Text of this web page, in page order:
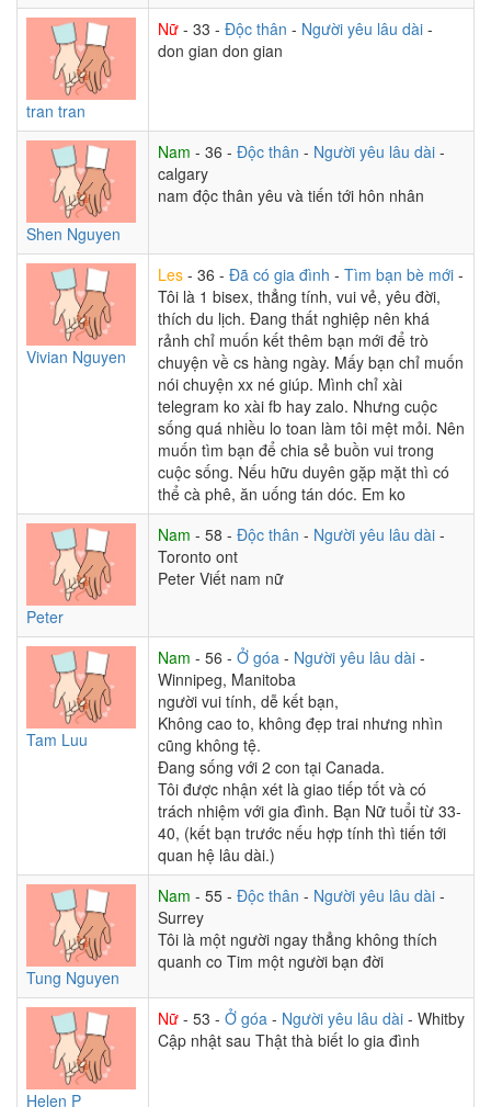
tran tran
Nữ - 33 - Độc thân - Người yêu lâu dài -
don gian don gian
Shen Nguyen
Nam - 36 - Độc thân - Người yêu lâu dài -
calgary
nam độc thân yêu và tiến tới hôn nhân
Vivian Nguyen
Les - 36 - Đã có gia đình - Tìm bạn bè mới -
Tôi là 1 bisex, thẳng tính, vui vẻ, yêu đời,
thích du lịch. Đang thất nghiệp nên khá
rảnh chỉ muốn kết thêm bạn mới để trò
chuyện về cs hàng ngày. Mấy bạn chỉ muốn
nói chuyện xx né giúp. Mình chỉ xài
telegram ko xài fb hay zalo. Nhưng cuộc
sống quá nhiều lo toan làm tôi mệt mỏi. Nên
muốn tìm bạn để chia sẻ buồn vui trong
cuộc sống. Nếu hữu duyên gặp mặt thì có
thể cà phê, ăn uống tán dóc. Em ko
Peter
Nam - 58 - Độc thân - Người yêu lâu dài -
Toronto ont
Peter Viết nam nữ
Tam Luu
Nam - 56 - Ở góa - Người yêu lâu dài -
Winnipeg, Manitoba
người vui tính, dễ kết bạn,
Không cao to, không đẹp trai nhưng nhìn
cũng không tệ.
Đang sống với 2 con tại Canada.
Tôi được nhận xét là giao tiếp tốt và có
trách nhiệm với gia đình. Bạn Nữ tuổi từ 33-
40, (kết bạn trước nếu hợp tính thì tiến tới
quan hệ lâu dài.)
Tung Nguyen
Nam - 55 - Độc thân - Người yêu lâu dài -
Surrey
Tôi là một người ngay thẳng không thích
quanh co Tim một người bạn đời
Helen P
Nữ - 53 - Ở góa - Người yêu lâu dài - Whitby
Cập nhật sau Thật thà biết lo gia đình